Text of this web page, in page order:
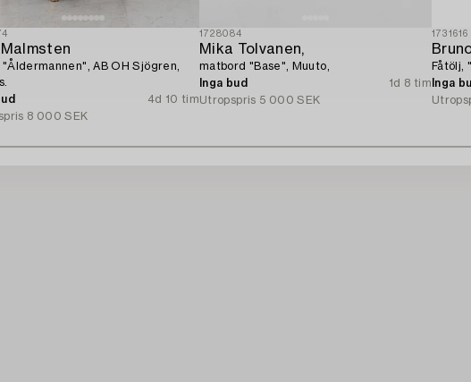
"Åldermannen", AB OH Sjögren,
4d 10 tim
8 000 SEK
1728084
Mika Tolvanen,
matbord "Base", Muuto,
Inga bud
1d 8 tim
Utropspris 5 000 SEK
1731616
Fåtölj,
Inga